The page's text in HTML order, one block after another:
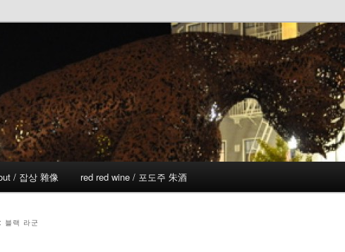
/ 잡상 雜像 red red wine / 포도주 朱酒
블랙 라군